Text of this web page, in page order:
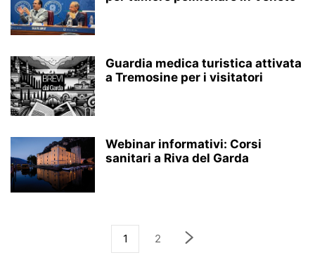
Guardia medica turistica attivata
a Tremosine per i visitatori
Webinar informativi: Corsi
sanitari a Riva del Garda
1 2